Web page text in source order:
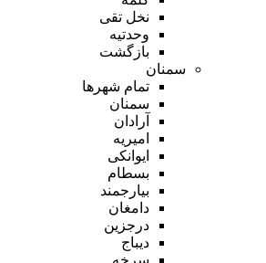
نخل تقی
وحدتیه
بازگشت
سمنان
تمام شهر‌ها
سمنان
آرادان
امیریه
ایوانکی
بسطام
بیارجمند
دامغان
درجزین
دیباج
سرخه